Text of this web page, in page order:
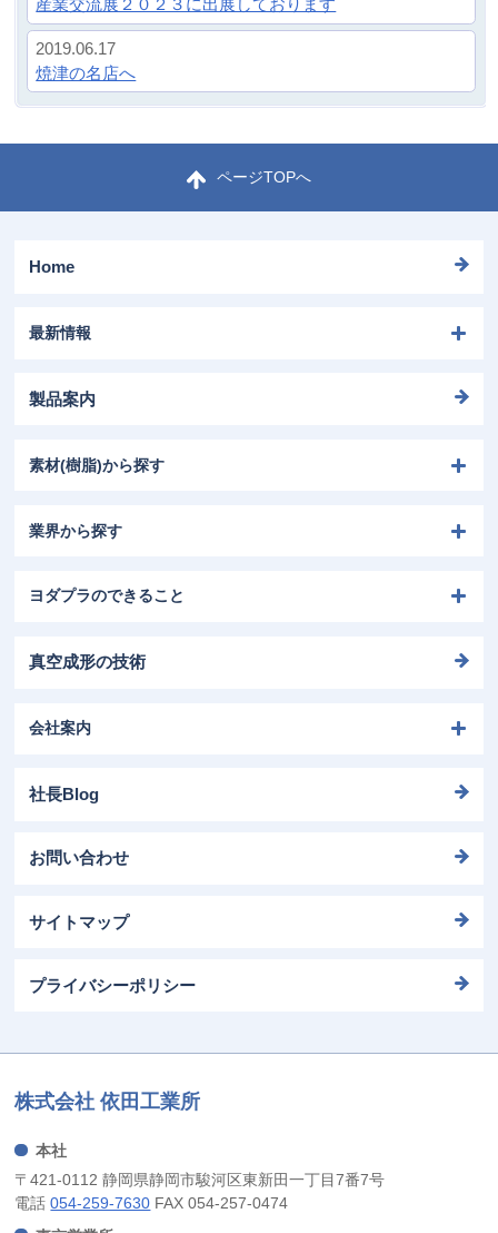
焼津の名店へ
ページTOPへ
Home
最新情報
製品案内
素材(樹脂)から探す
業界から探す
ヨダプラのできること
真空成形の技術
会社案内
社長Blog
お問い合わせ
サイトマップ
プライバシーポリシー
株式会社 依田工業所
本社
〒421-0112 静岡県静岡市駿河区東新田一丁目7番7号
電話054-259-7630 FAX 054-257-0474